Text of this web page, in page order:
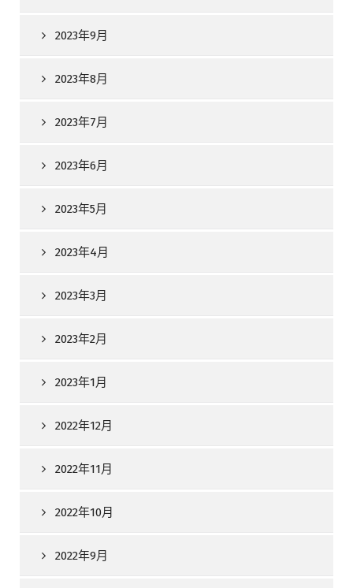
2023年9月
2023年8月
2023年7月
2023年6月
2023年5月
2023年4月
2023年3月
2023年2月
2023年1月
2022年12月
2022年11月
2022年10月
2022年9月